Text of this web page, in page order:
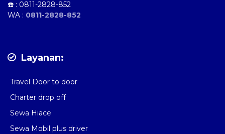
☎️ : 0811-2828-852
WA : 0811-2828-852
Layanan:
Travel Door to door
Charter drop off
Sewa Hiace
Sewa Mobil plus driver